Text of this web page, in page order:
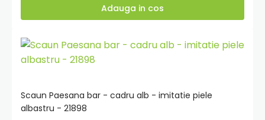
inițial
a
799,00 lei.
curent
este:
Adauga in cos
Scaun Paesana bar - cadru alb - imitatie piele
albastru - 21898
Adauga